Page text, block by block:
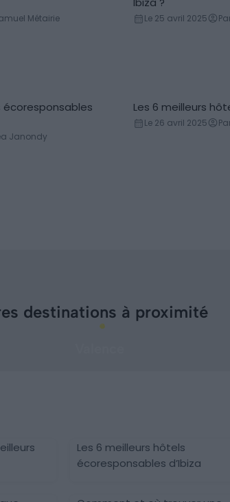
Métairie Le 25 avril 2025
écoresponsables
Janondy
Les 6 meilleurs
Le 26 avril 2025
destinations à proximité
Les 6 meilleurs hôtels
écoresponsables d’Ibiza